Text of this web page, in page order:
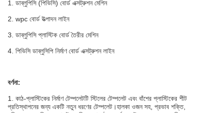
1. ডাব্লুপিসি (পিভিসি) বোর্ড এক্সট্রুশন মেশিন
2. wpc বোর্ড উত্পাদন লাইন
3. ডাব্লুপিসি প্লাস্টিক বোর্ড তৈরীর মেশিন
4. পিভিসি ডাব্লুসিপি নির্মাণ বোর্ড এক্সট্রুশন লাইন
বর্ণনা:
1. কাঠ-প্লাস্টিকের নির্মাণ টেম্পলেটটি স্টিলের টেম্পলেট এবং বাঁশের প্লাস্টিকের শীট
প্রতিস্থাপনের জন্য একটি নতুন ধরণের টেম্পলেট।হালকা ওজন সহ, প্রভাব শক্তি,